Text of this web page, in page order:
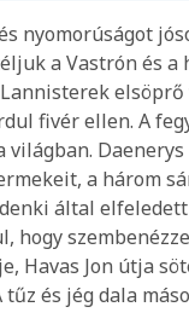
nyomorúságot
a Vastrón és a
elsöprő
fivér ellen. A
a három
által
hogy
Havas Jon útja
és jég dala